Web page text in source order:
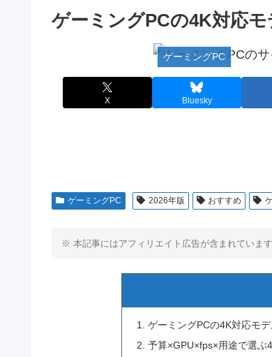
ゲーミングPCの4K対応モ
ゲーミングPC
X Bluesky
ゲーミングPC 2026年版 おすすめ
※ 本記事にはアフィリエイト広告が含まれています
ゲーミングPCの4K対応モ
予算×GPU×fps×用途で選ぶ